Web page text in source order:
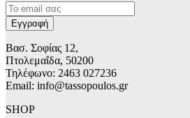
Βασ. Σοφίας 12,
Πτολεμαΐδα, 50200
Τηλέφωνο: 2463 027236
Email: info@tassopoulos.gr
SHOP